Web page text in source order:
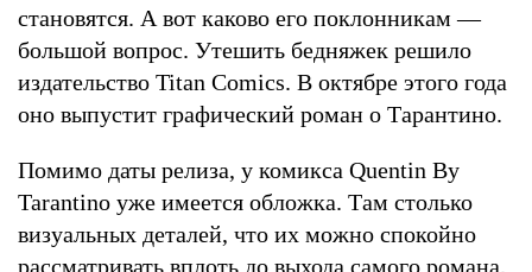
становятся. А вот каково его поклонникам —
большой вопрос. Утешить бедняжек решило
издательство Titan Comics. В октябре этого года
оно выпустит графический роман о Тарантино.
Помимо даты релиза, у комикса Quentin By
Tarantino уже имеется обложка. Там столько
визуальных деталей, что их можно спокойно
рассматривать вплоть до выхода самого романа.